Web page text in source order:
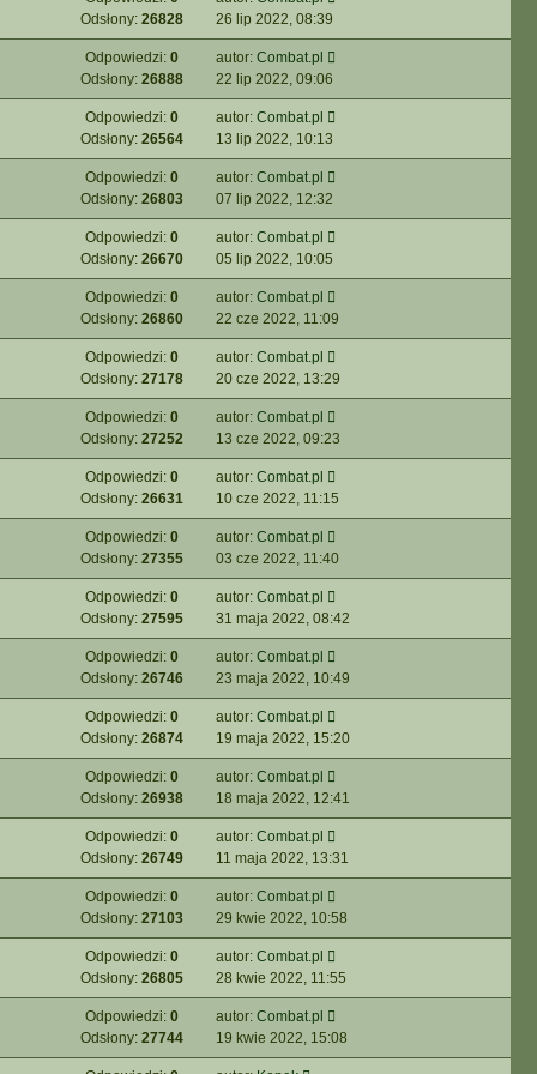
Odsłony: 26828
26 lip 2022, 08:39
Odpowiedzi: 0
Odsłony: 26888
autor: Combat.pl
22 lip 2022, 09:06
Odpowiedzi: 0
Odsłony: 26564
autor: Combat.pl
13 lip 2022, 10:13
Odpowiedzi: 0
Odsłony: 26803
autor: Combat.pl
07 lip 2022, 12:32
Odpowiedzi: 0
Odsłony: 26670
autor: Combat.pl
05 lip 2022, 10:05
Odpowiedzi: 0
Odsłony: 26860
autor: Combat.pl
22 cze 2022, 11:09
Odpowiedzi: 0
Odsłony: 27178
autor: Combat.pl
20 cze 2022, 13:29
Odpowiedzi: 0
Odsłony: 27252
autor: Combat.pl
13 cze 2022, 09:23
Odpowiedzi: 0
Odsłony: 26631
autor: Combat.pl
10 cze 2022, 11:15
Odpowiedzi: 0
Odsłony: 27355
autor: Combat.pl
03 cze 2022, 11:40
Odpowiedzi: 0
Odsłony: 27595
autor: Combat.pl
31 maja 2022, 08:42
Odpowiedzi: 0
Odsłony: 26746
autor: Combat.pl
23 maja 2022, 10:49
Odpowiedzi: 0
Odsłony: 26874
autor: Combat.pl
19 maja 2022, 15:20
Odpowiedzi: 0
Odsłony: 26938
autor: Combat.pl
18 maja 2022, 12:41
Odpowiedzi: 0
Odsłony: 26749
autor: Combat.pl
11 maja 2022, 13:31
Odpowiedzi: 0
Odsłony: 27103
autor: Combat.pl
29 kwie 2022, 10:58
Odpowiedzi: 0
Odsłony: 26805
autor: Combat.pl
28 kwie 2022, 11:55
Odpowiedzi: 0
Odsłony: 27744
autor: Combat.pl
19 kwie 2022, 15:08